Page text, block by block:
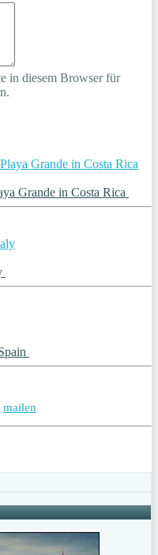
in diesem Browser für
Grande in Costa Rica
mailen